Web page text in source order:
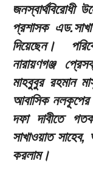
জনস্বার্থবিরোধী
প্রশাসক
দিয়েছেন।
নারায়ণগঞ্জ
মাহবুবুর রহমান
আবাসিক নলকূপের
দফা দাবীতে
সাখাওয়াত সাহেব,
করলাম।